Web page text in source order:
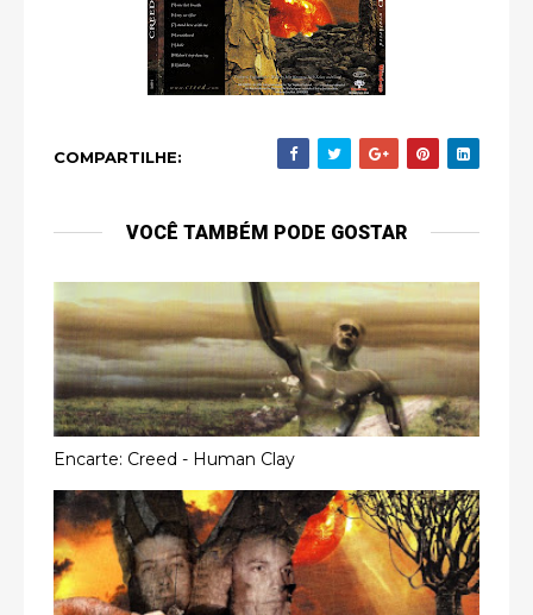
COMPARTILHE:
VOCÊ TAMBÉM PODE GOSTAR
Encarte: Creed - Human Clay